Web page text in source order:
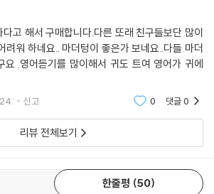
고 해서 구매합니다.다른 또래 친구들보단 많이
려워 하네요.. 마더텅이 좋은가 보네요..다들 마더
요 .영어듣기를 많이해서 귀도 트여 영어가 귀에
신고 0 댓글0
리뷰 전체보기
한줄평 50